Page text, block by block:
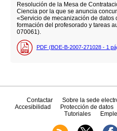
Resolución de la Mesa de
Ciencia por la que se anuncia
«Servicio de mecanización de datos
formación del profesorado y tareas
070061).
PDF (BOE-B-2007-271028 - 1
Contactar Sobre la sede
Accesibilidad
Protección de datos
Tutoriales